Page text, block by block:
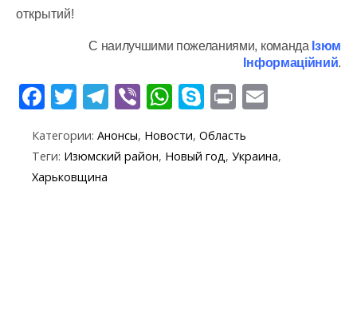
открытий!
С наилучшими пожеланиями, команда Ізюм
Інформаційний.
F
e
b
T
itt
er
T
e
gr
Vi
er
W
at
S
k
y
p
Pr
t ai
Категории: Анонсы, Новости, Область
Теги: Изюмский район, Новый год, Украина,
Харьковщина